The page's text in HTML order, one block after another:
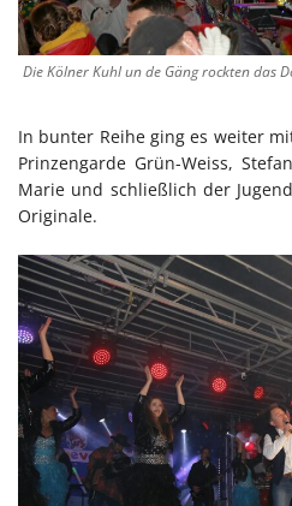
Die Kölner Kuhl un de Gäng rockten das
In bunter Reihe ging es weiter
Prinzengarde Grün-Weiss,
Marie und schließlich der
Originale.